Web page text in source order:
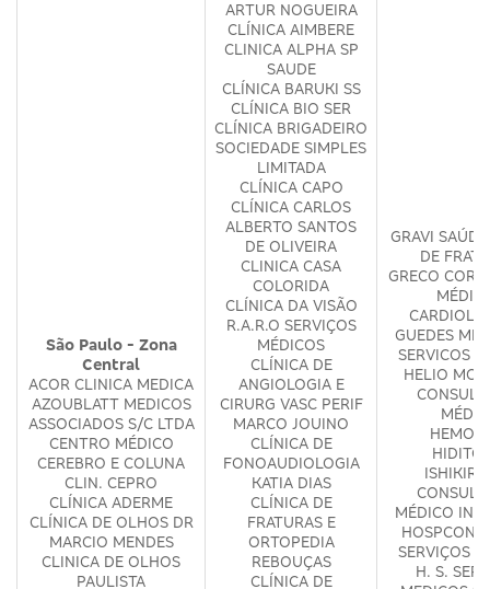
São Paulo - Zona
Central
ACOR CLINICA MEDICA
AZOUBLATT MEDICOS
ASSOCIADOS S/C LTDA
CENTRO MÉDICO
CEREBRO E COLUNA
CLIN. CEPRO
CLÍNICA ADERME
CLÍNICA DE OLHOS DR
MARCIO MENDES
CLINICA DE OLHOS
PAULISTA
ARTUR NOGUEIRA
CLÍNICA AIMBERE
CLINICA ALPHA SP
SAUDE
CLÍNICA BARUKI SS
CLÍNICA BIO SER
CLÍNICA BRIGADEIRO
SOCIEDADE SIMPLES
LIMITADA
CLÍNICA CAPO
CLÍNICA CARLOS
ALBERTO SANTOS
DE OLIVEIRA
CLINICA CASA
COLORIDA
CLÍNICA DA VISÃO
R.A.R.O SERVIÇOS
MÉDICOS
CLÍNICA DE
ANGIOLOGIA E
CIRURG VASC PERIF
MARCO JOUINO
CLÍNICA DE
FONOAUDIOLOGIA
KATIA DIAS
CLÍNICA DE
FRATURAS E
ORTOPEDIA
REBOUÇAS
CLÍNICA DE
GRAVI
DE
GRECO COR
GUEDES
SERVICOS
HELIO
MÉDICO
SERVIÇOS
H. S.